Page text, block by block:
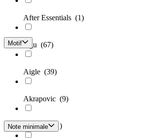
After Essentials (1)
Agu (67)
Aigle (39)
Akrapovic (9)
Albatros(1)
Motif
Note minimale